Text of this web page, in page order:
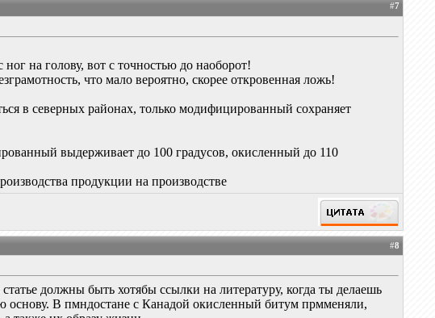
#7
на голову, вот с точностью до наоборот!
что мало вероятно, скорее откровенная ложь!
в северных районах, только модифицированный сохраняет
выдерживает до 100 градусов, окисленный до 110
продукции на производстве
#8
должны быть хотябы ссылки на литературу, когда ты делаешь
В пмндостане с Канадой окисленный битум прмменяли,